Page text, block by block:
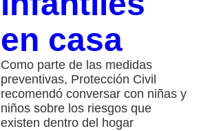
en casa
Como parte de las medidas
preventivas, Protección Civil
recomendó conversar con niñas y
niños sobre los riesgos que
existen dentro del hogar